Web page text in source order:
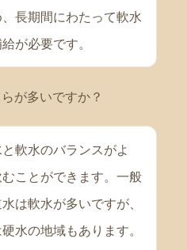
長期間にわたって軟水
が必要です。
が多いですか？
軟水のバランスがよ
ことができます。一般
は軟水が多いですが、
水の地域もあります。